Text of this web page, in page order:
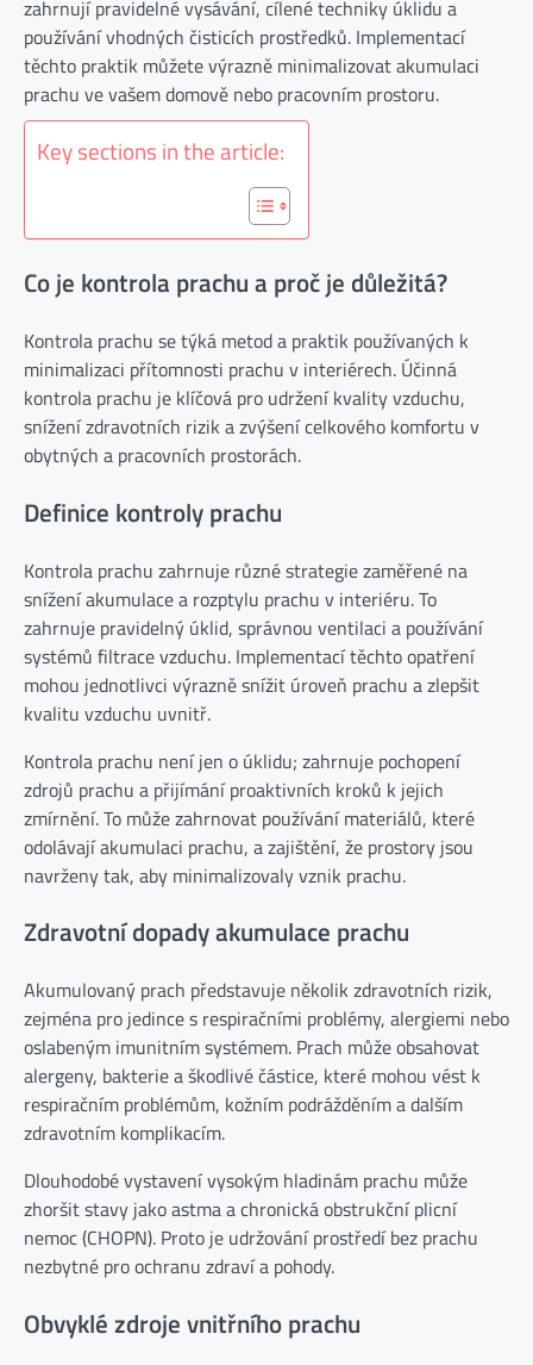
zahrnují pravidelné vysávání, cílené techniky úklidu a
používání vhodných čisticích prostředků. Implementací
těchto praktik můžete výrazně minimalizovat akumulaci
prachu ve vašem domově nebo pracovním prostoru.
Key sections in the article:
Co je kontrola prachu a proč je důležitá?
Kontrola prachu se týká metod a praktik používaných k
minimalizaci přítomnosti prachu v interiérech. Účinná
kontrola prachu je klíčová pro udržení kvality vzduchu,
snížení zdravotních rizik a zvýšení celkového komfortu v
obytných a pracovních prostorách.
Definice kontroly prachu
Kontrola prachu zahrnuje různé strategie zaměřené na
snížení akumulace a rozptylu prachu v interiéru. To
zahrnuje pravidelný úklid, správnou ventilaci a používání
systémů filtrace vzduchu. Implementací těchto opatření
mohou jednotlivci výrazně snížit úroveň prachu a zlepšit
kvalitu vzduchu uvnitř.
Kontrola prachu není jen o úklidu; zahrnuje pochopení
zdrojů prachu a přijímání proaktivních kroků k jejich
zmírnění. To může zahrnovat používání materiálů, které
odolávají akumulaci prachu, a zajištění, že prostory jsou
navrženy tak, aby minimalizovaly vznik prachu.
Zdravotní dopady akumulace prachu
Akumulovaný prach představuje několik zdravotních rizik,
zejména pro jedince s respiračními problémy, alergiemi nebo
oslabeným imunitním systémem. Prach může obsahovat
alergeny, bakterie a škodlivé částice, které mohou vést k
respiračním problémům, kožním podrážděním a dalším
zdravotním komplikacím.
Dlouhodobé vystavení vysokým hladinám prachu může
zhoršit stavy jako astma a chronická obstrukční plicní
nemoc (CHOPN). Proto je udržování prostředí bez prachu
nezbytné pro ochranu zdraví a pohody.
Obvyklé zdroje vnitřního prachu